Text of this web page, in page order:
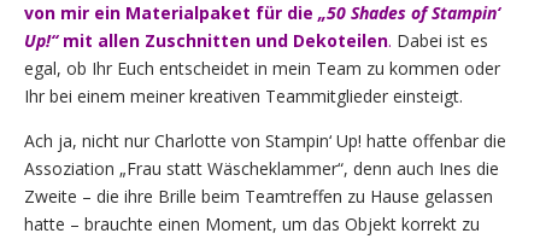
von mir ein Materialpaket für die „50 Shades of Stampin‘
Up!“mit allen Zuschnitten und Dekoteilen. Dabei ist es
egal, ob Ihr Euch entscheidet in mein Team zu kommen oder
Ihr bei einem meiner kreativen Teammitglieder einsteigt.
Ach ja, nicht nur Charlotte von Stampin‘ Up! hatte offenbar die
Assoziation „Frau statt Wäscheklammer“, denn auch Ines die
Zweite – die ihre Brille beim Teamtreffen zu Hause gelassen
hatte – brauchte einen Moment, um das Objekt korrekt zu